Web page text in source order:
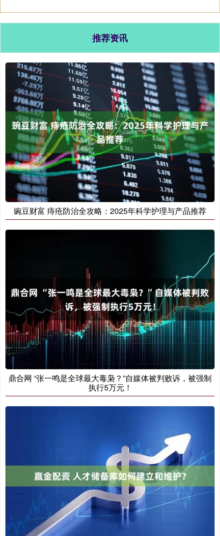
推荐资讯
豌豆财富 痔疮防治全攻略：2025年科学护理与产品推荐
鼎合网 “张一鸣是全球最大毒枭？”自媒体被判败诉，被强制
执行5万元！